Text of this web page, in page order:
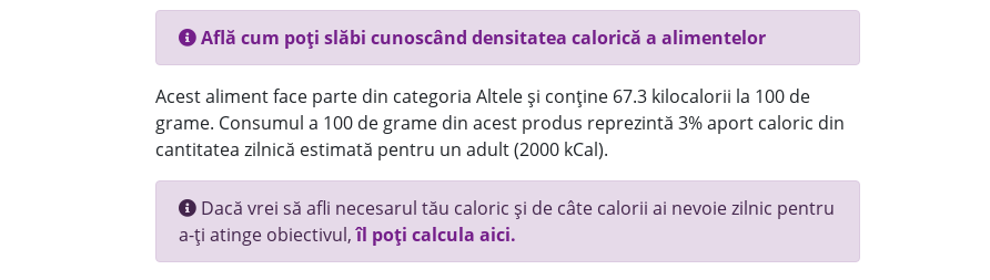
Află cum poți slăbi cunoscând densitatea calorică a alimentelor
Acest aliment face parte din categoria Altele și conține 67.3 kilocalorii la 100 de
grame. Consumul a 100 de grame din acest produs reprezintă 3% aport caloric din
cantitatea zilnică estimată pentru un adult (2000 kCal).
Dacă vrei să afli necesarul tău caloric și de câte calorii ai nevoie zilnic pentru
a-ți atinge obiectivul,îl poți calcula aici.